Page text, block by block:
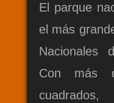
El parque
el más
Nacionales
Con más